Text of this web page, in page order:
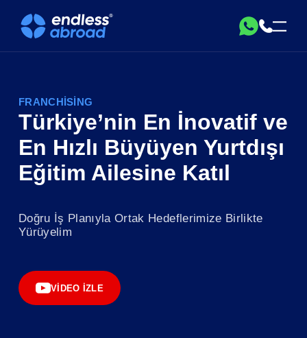
FRANCHISING
Türkiye’nin En İnovatif ve
En Hızlı Büyüyen Yurtdışı
Eğitim Ailesine Katıl
Doğru İş Planıyla Ortak Hedeflerimize Birlikte
Yürüyelim
VIDEO İZLE